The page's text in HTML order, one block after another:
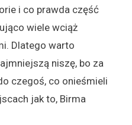
i co prawda część
wiele wciąż
Dlatego warto
niszę, bo za
czegoś, co onieśmieli
jak to, Birma